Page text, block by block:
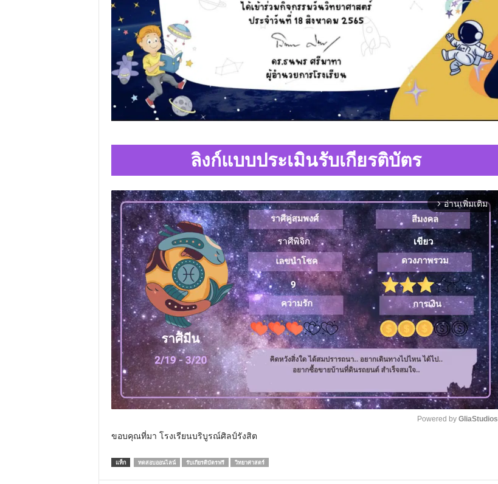
ลิงก์แบบประเมินรับเกียรติบัตร
arrow_forward_ios อ่านเพิ่มเติม
Powered by GliaStudios
ขอบคุณที่มา โรงเรียนบริบูรณ์ศิลป์รังสิต
แท็ก ทดสอบออนไลน์ รับเกียรติบัตรฟรี วิทยาศาสตร์